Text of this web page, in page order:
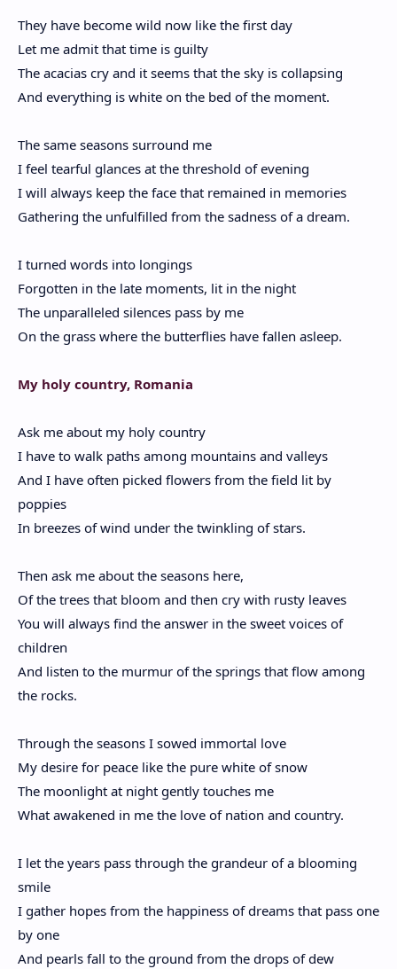
They have become wild now like the first day
Let me admit that time is guilty
The acacias cry and it seems that the sky is collapsing
And everything is white on the bed of the moment.
The same seasons surround me
I feel tearful glances at the threshold of evening
I will always keep the face that remained in memories
Gathering the unfulfilled from the sadness of a dream.
I turned words into longings
Forgotten in the late moments, lit in the night
The unparalleled silences pass by me
On the grass where the butterflies have fallen asleep.
My holy country, Romania
Ask me about my holy country
I have to walk paths among mountains and valleys
And I have often picked flowers from the field lit by
poppies
In breezes of wind under the twinkling of stars.
Then ask me about the seasons here,
Of the trees that bloom and then cry with rusty leaves
You will always find the answer in the sweet voices of
children
And listen to the murmur of the springs that flow among
the rocks.
Through the seasons I sowed immortal love
My desire for peace like the pure white of snow
The moonlight at night gently touches me
What awakened in me the love of nation and country.
I let the years pass through the grandeur of a blooming
smile
I gather hopes from the happiness of dreams that pass one
by one
And pearls fall to the ground from the drops of dew